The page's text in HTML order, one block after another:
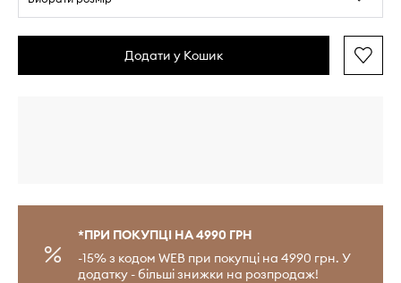
Додати у Кошик
*ПРИ ПОКУПЦІ НА 4990 ГРН
-15% з кодом WEB при покупці на 4990 грн. У
додатку - більші знижки на розпродаж!